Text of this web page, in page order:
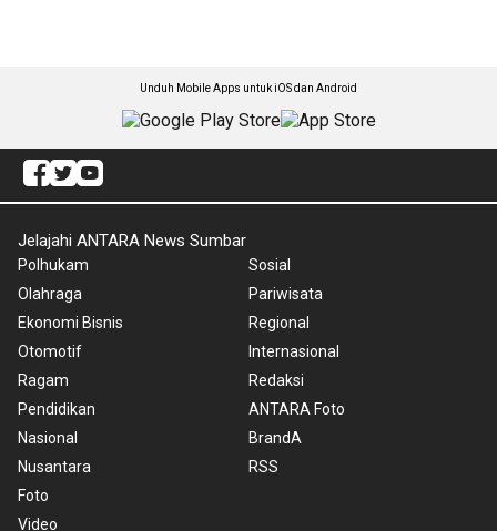
Unduh Mobile Apps untuk iOS dan Android
Jelajahi ANTARA News Sumbar
Polhukam
Olahraga
Ekonomi Bisnis
Otomotif
Ragam
Pendidikan
Nasional
Nusantara
Foto
Video
Sosial
Pariwisata
Regional
Internasional
Redaksi
ANTARA Foto
BrandA
RSS